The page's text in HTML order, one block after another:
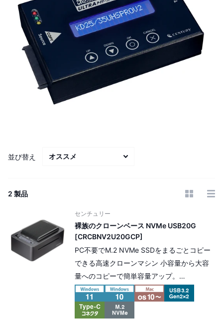
2 製品
並び替え
センチュリー
裸族のクローンベース NVMe USB20G
[CRCBNV2U20GCP]
PC不要でM.2 NVMe SSDをまるごとコピー
できる高速クローンマシン 小容量から大容
量へのコピーで簡単容量アップ。
高速な USB20Gbps (USB3.2 Gen2×2) 接続
で外付けM.2ケースとしても使用可能。※ 外
付けクレードルとしての利用時、PCとの接